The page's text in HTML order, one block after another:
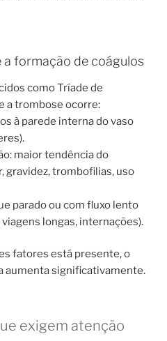
formação de coágulos
como Tríade de
a trombose ocorre:
à parede interna do vaso
maior tendência do
gravidez, trombofilias, uso
parado ou com fluxo lento
longas, internações).
fatores está presente, o
aumenta significativamente.
exigem atenção